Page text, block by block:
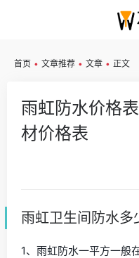
首页 • 文章推荐 • 文章 • 正文
雨虹防水价格
材价格表
雨虹卫生间防水多
1、雨虹防水一平方一般